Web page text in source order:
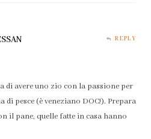
REPLY
avere uno zio con la passione per
pesce (è veneziano DOC!). Prepara
il pane, quelle fatte in casa hanno